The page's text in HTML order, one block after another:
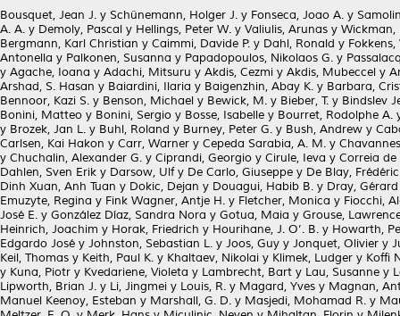
Bousquet, Jean J. y Schünemann, Holger J. y Fonseca, Joao A. y
A. A. y Demoly, Pascal y Hellings, Peter W. y Valiulis, Arunas y Wickman,
Bergmann, Karl Christian y Caimmi, Davide P. y Dahl, Ronald y Fokkens,
Antonella y Palkonen, Susanna y Papadopoulos, Nikolaos G. y
y Agache, Ioana y Adachi, Mitsuru y Akdis, Cezmi y Akdis, Mubeccel y
Arshad, S. Hasan y Baiardini, Ilaria y Baigenzhin, Abay K. y Barbara,
Bennoor, Kazi S. y Benson, Michael y Bewick, M. y Bieber, T. y Bindslev
Bonini, Matteo y Bonini, Sergio y Bosse, Isabelle y Bourret, Rodolphe A.
y Brozek, Jan L. y Buhl, Roland y Burney, Peter G. y Bush, Andrew y
Carlsen, Kai Hakon y Carr, Warner y Cepeda Sarabia, A. M. y
y Chuchalin, Alexander G. y Ciprandi, Georgio y Cirule, Ieva y Correia de
Dahlen, Sven Erik y Darsow, Ulfy De Carlo, Giuseppe y De Blay, Frédéric
Dinh Xuan, Anh Tuan y Dokic, Dejan y Douagui, Habib B. y Dray, Gérard
Emuzyte, Regina y Fink Wagner, Antje H. y Fletcher, Monica y Fiocchi,
José E. y González Díaz, Sandra Nora y Gotua, Maia y Grouse,
Heinrich, Joachim y Horak, Friedrich y Hourihane, J. O’. B. y Howarth,
Edgardo José y Johnston, Sebastian L. y Joos, Guy y Jonquet, Olivier y
Keil, Thomas y Keith, Paul K. y Khaltaev, Nikolai y Klimek, Ludger y Koffi
y Kuna, Piotr y Kvedariene, Violeta y Lambrecht, Bart y Lau, Susanne y
Lipworth, Brian J. y Li, Jingmei y Louis, R. y Magard, Yves y Magnan,
Manuel Keenoy, Esteban y Marshall, G. D. y Masjedi, Mohamad R. y